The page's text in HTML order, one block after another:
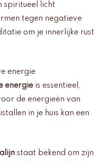
spiritueel licht
tegen negatieve
om je innerlijke rust
energie
energie is essentieel,
de energieën van
in je huis kan een
staat bekend om zijn